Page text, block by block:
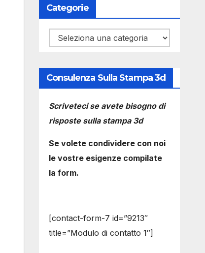
Categorie
Categorie
Consulenza Sulla Stampa 3d
Scriveteci se avete bisogno di
risposte sulla stampa 3d
Se volete condividere con noi
le vostre esigenze compilate
la form.
[contact-form-7 id=”9213″
title=”Modulo di contatto 1″]